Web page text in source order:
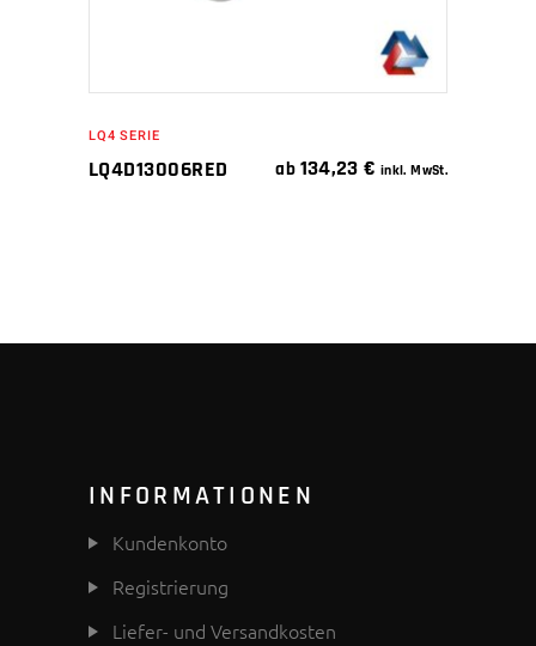
LQ4 SERIE
LQ4D13006RED ab 134,23€ inkl. MwSt.
INFORMATIONEN
Kundenkonto
Registrierung
Liefer- und Versandkosten